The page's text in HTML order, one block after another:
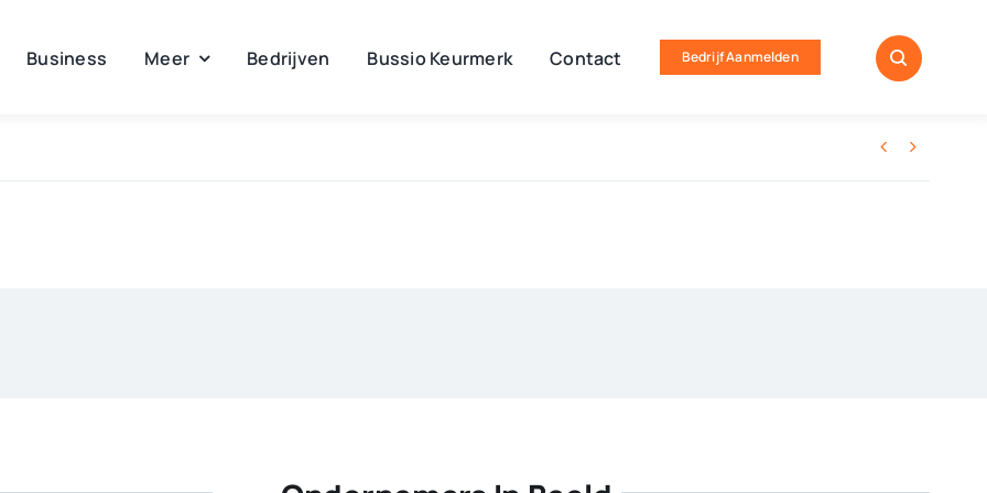
Business Meer Bedrijven Bussio Keurmerk Contact Bedrijf Aanmelden
 